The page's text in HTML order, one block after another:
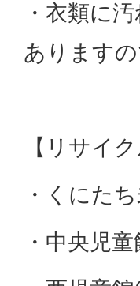
・衣類に
あります
【リサイ
・くにた
・中央児